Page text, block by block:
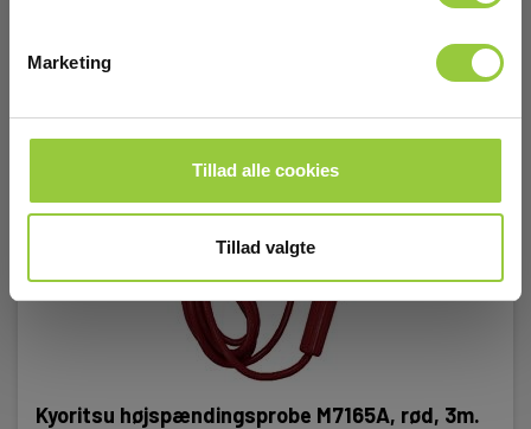
Marketing
Tillad alle cookies
Tillad valgte
Kyoritsu højspændingsprobe M7165A, rød, 3m.